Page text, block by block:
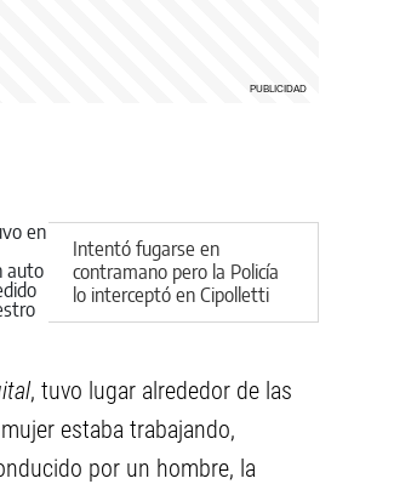
Intentó fugarse en
contramano pero la Policía
lo interceptó en Cipolletti
, tuvo lugar alrededor de las
estaba trabajando,
por un hombre, la